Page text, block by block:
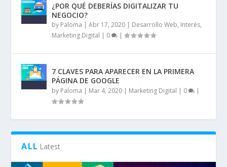
¿POR QUÉ DEBERÍAS DIGITALIZAR TU
NEGOCIO?
by Paloma |Abr 17, 2020 | Desarrollo Web, Interés,
Marketing Digital | 0 |
7 CLAVES PARA APARECER EN LA PRIMERA
PÁGINA DE GOOGLE
by Paloma | Mar 4, 2020 | Marketing Digital | 0 |
ALL Latest